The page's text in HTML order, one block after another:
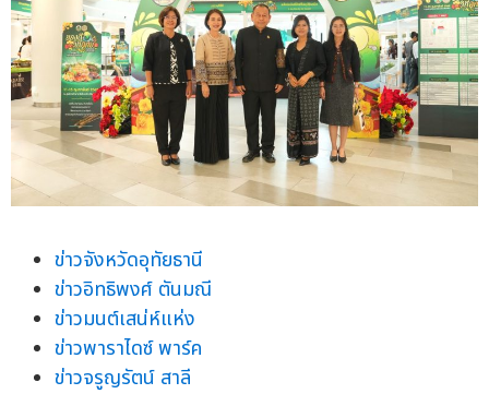
ข่าวจังหวัดอุทัยธานี
ข่าวอิทธิพงศ์ ตันมณี
ข่าวมนต์เสน่ห์แห่ง
ข่าวพาราไดซ์ พาร์ค
ข่าวจรูญรัตน์ สาลี